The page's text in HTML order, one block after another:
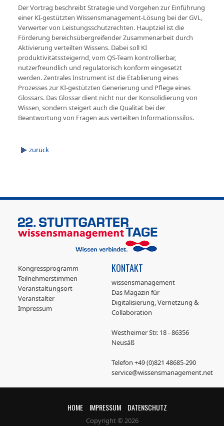
Der Vortrag beschreibt Strategie und Vorgehen zur Einführung
einer KI-gestützten Wissensmanagement-Lösung bei der GVL,
Verwerter von Leistungsschutzrechten. Hauptziel ist die
Förderung bereichsübergreifender Zusammenarbeit durch
Aktivierung verteilten Wissens. Dabei soll KI
produktivitätssteigernd, vom QS-Team kontrollierbar,
nutzerfreundlich und regulatorisch konform eingesetzt
werden. Zentrales Instrument ist die Etablierung eines
Prozesses zur KI-gestützten Generierung und Pflege eines
Glossars. Das Glossar dient nicht nur der Konsolidierung von
Wissen, sondern steigert auch die Qualität bei der
Beantwortung von Fragen aus verteilten Informationssilos.
zurück
Kongressprogramm
Teilnehmerstimmen
Veranstaltungsort
Veranstalter
Impressum
KONTAKT
wissensmanagement
Das Magazin für
Digitalisierung, Vernetzung &
Collaboration
Westheimer Str. 18 - 86356
Neusäß
Telefon +49 (0)821 48685-290
service@wissensmanagement.net
HOME IMPRESSUM DATENSCHUTZ
Copyright © 2026